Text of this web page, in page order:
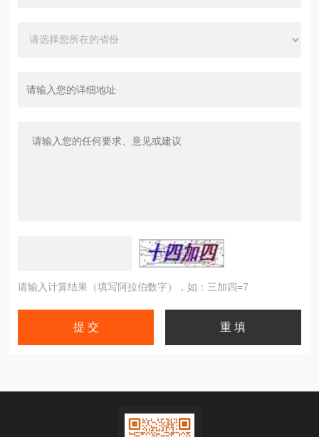
请输入计算结果（填写阿拉伯数字），如：三加四=7